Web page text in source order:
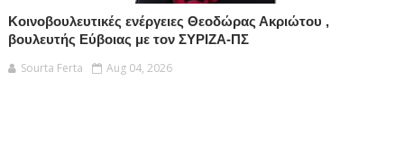
Κοινοβουλευτικές ενέργειες Θεοδώρας Ακριώτου ,
βουλευτής Εύβοιας με τον ΣΥΡΙΖΑ-ΠΣ
Sourta Ferta
Aug 04, 2026